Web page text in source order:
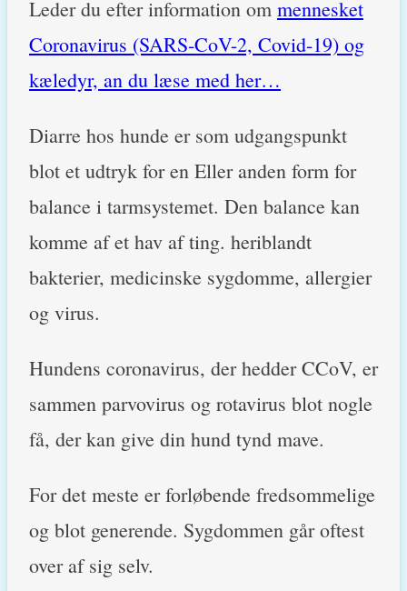
Leder du efter information om mennesket
Coronavirus (SARS-CoV-2, Covid-19) og
kæledyr, an du læse med her…
Diarre hos hunde er som udgangspunkt
blot et udtryk for en Eller anden form for
balance i tarmsystemet. Den balance kan
komme af et hav af ting. heriblandt
bakterier, medicinske sygdomme, allergier
og virus.
Hundens coronavirus, der hedder CCoV, er
sammen parvovirus og rotavirus blot nogle
få, der kan give din hund tynd mave.
For det meste er forløbende fredsommelige
og blot generende. Sygdommen går oftest
over af sig selv.